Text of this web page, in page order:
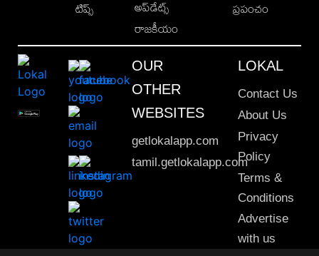
టిప్స్
అప్‌డేట్స్
రాజకీయం
ప్రపంచం
OUR
OTHER
WEBSITES
getlokalapp.com
tamil.getlokalapp.com
LOKAL
Contact Us
About Us
Privacy
Policy
Terms &
Conditions
Advertise
with us